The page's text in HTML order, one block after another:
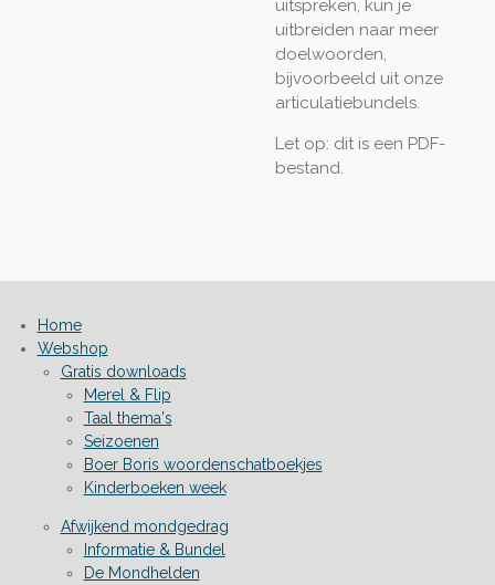
uitspreken, kun je
uitbreiden naar meer
doelwoorden,
bijvoorbeeld uit onze
articulatiebundels.
Let op: dit is een PDF-
bestand.
Home
Webshop
Gratis downloads
Merel & Flip
Taal thema's
Seizoenen
Boer Boris woordenschatboekjes
Kinderboeken week
Afwijkend mondgedrag
Informatie & Bundel
De Mondhelden